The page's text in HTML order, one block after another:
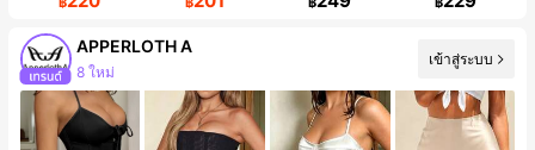
APPERLOTH A
การเพิ่มขึ้นของผู้ติดตาม 117%
เข้าสู่ระบบ